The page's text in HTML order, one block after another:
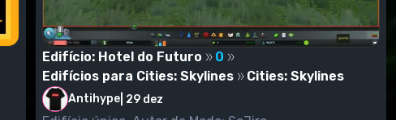
Edifício: Hotel do Futuro
0
Edifícios para Cities: Skylines
Cities: Skylines
Antihype 29 dez